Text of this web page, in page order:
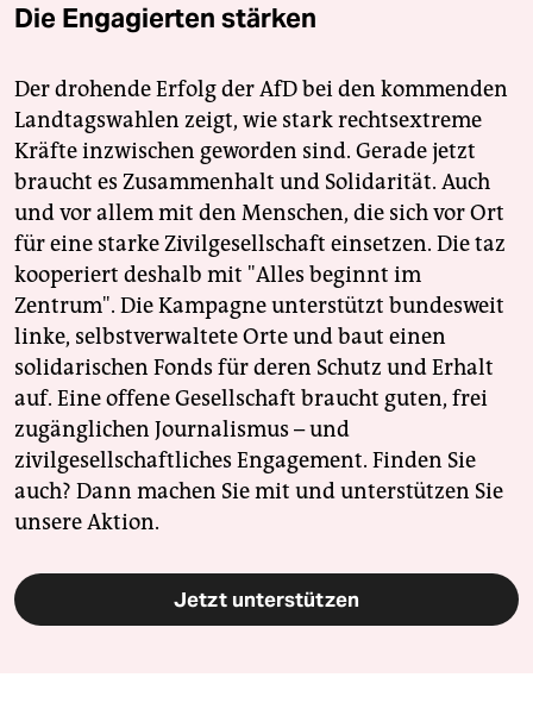
Die Engagierten stärken
Der drohende Erfolg der AfD bei den kommenden
Landtagswahlen zeigt, wie stark rechtsextreme
Kräfte inzwischen geworden sind. Gerade jetzt
braucht es Zusammenhalt und Solidarität. Auch
und vor allem mit den Menschen, die sich vor Ort
für eine starke Zivilgesellschaft einsetzen. Die taz
kooperiert deshalb mit "Alles beginnt im
Zentrum". Die Kampagne unterstützt bundesweit
linke, selbstverwaltete Orte und baut einen
solidarischen Fonds für deren Schutz und Erhalt
auf. Eine offene Gesellschaft braucht guten, frei
zugänglichen Journalismus – und
zivilgesellschaftliches Engagement. Finden Sie
auch? Dann machen Sie mit und unterstützen Sie
unsere Aktion.
Jetzt unterstützen